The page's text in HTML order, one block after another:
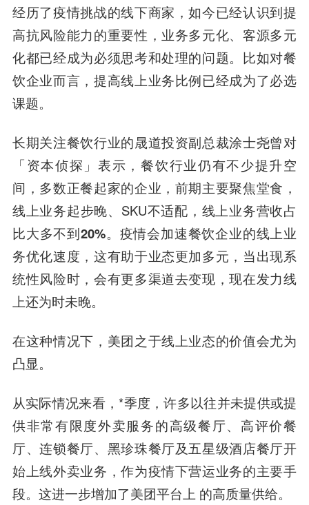
经历了疫情挑战的线下商家，如今已经认识到提
高抗风险能力的重要性，业务多元化、客源多元
化都已经成为必须思考和处理的问题。比如对餐
饮企业而言，提高线上业务比例已经成为了必选
课题。
长期关注餐饮行业的晟道投资副总裁涂士尧曾对
「资本侦探」表示，餐饮行业仍有不少提升空
间，多数正餐起家的企业，前期主要聚焦堂食，
线上业务起步晚、SKU不适配， 线上业务营收占
比大多不到20%。 疫情会加速餐饮企业的线上业
务优化速度，这有助于业态更加多元，当出现系
统性风险时，会有更多渠道去变现，现在发力线
上还为时未晚。
在这种情况下，美团之于线上业态的价值会尤为
凸显。
从实际情况来看，*季度，许多以往并未提供或提
供非常有限度外卖服务的高级餐厅、高评价餐
厅、连锁餐厅、黑珍珠餐厅及五星级酒店餐厅开
始上线外卖业务，作为疫情下营运业务的主要手
段。这进一步增加了美团平台上 的高质量供给。